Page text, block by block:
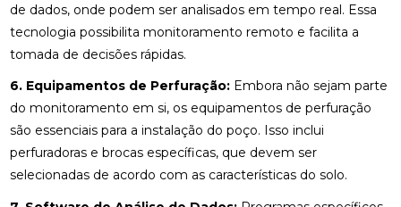
de dados, onde podem ser analisados em tempo real. Essa
tecnologia possibilita monitoramento remoto e facilita a
tomada de decisões rápidas.
6. Equipamentos de Perfuração:Embora não sejam parte
do monitoramento em si, os equipamentos de perfuração
são essenciais para a instalação do poço. Isso inclui
perfuradoras e brocas específicas, que devem ser
selecionadas de acordo com as características do solo.